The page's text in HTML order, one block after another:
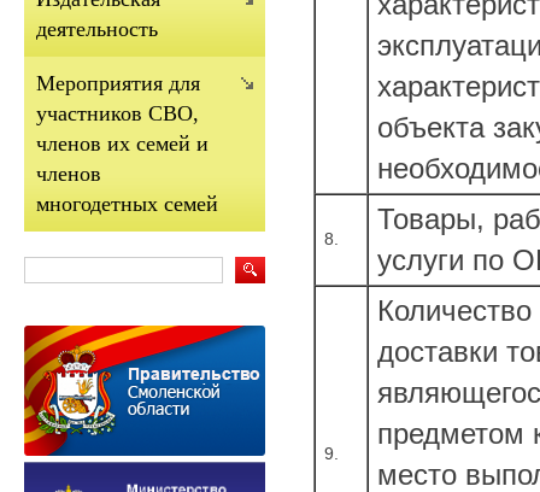
объекта
8.
Товары,
услуги по
9.
доставки
предметом
место
деятельность
Мероприятия для
участников СВО,
членов их семей и
членов
многодетных семей